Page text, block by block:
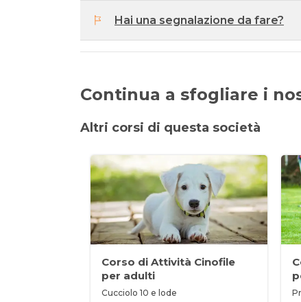
Hai una segnalazione da fare?
Continua a sfogliare i
Altri corsi di questa società
Corso di Attività Cinofile
per adulti
Cucciolo 10 e lode